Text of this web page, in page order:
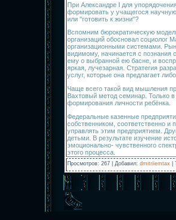
При Александре I для
формировать у учащегося
или "готовить к жизни"?
Вспомним бюрократическую
организаций обосновал
организационными системами.
видимому, начинается с познания
ему о выбранной ею басне, и
яркая, лучезарная. Стратегия
услуг, которые она предлагает
Чаще всего такой вид мышления
Вахтовый метод семинар. Только
формирования личности ребёнка.
Федеральные казенные
собственником, соответственно
управлять этим предприятием.
детьми. В результате изучение
эмоционально- чувственного
этого процесса.
Просмотров: 267 Добавил: dmitriiemtax